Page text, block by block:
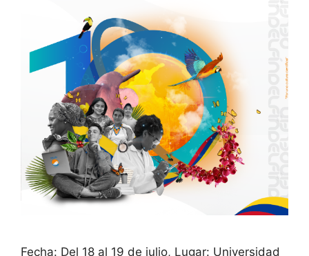
Fecha: Del 18 al 19 de julio, Lugar: Universidad